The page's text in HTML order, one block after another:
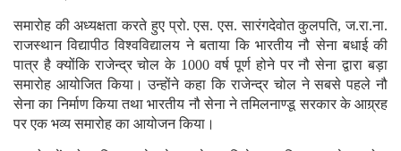
समारोह की अध्यक्षता करते हुए प्रो. एस. एस. सारंगदेवोत कुलपति, ज.रा.ना.
राजस्थान विद्यापीठ विश्वविद्यालय ने बताया कि भारतीय नौ सेना बधाई की
पात्र है क्योंकि राजेन्द्र चोल के 1000 वर्ष पूर्ण होने पर नौ सेना द्वारा बड़ा
समारोह आयोजित किया। उन्होंने कहा कि राजेन्द्र चोल ने सबसे पहले नौ
सेना का निर्माण किया तथा भारतीय नौ सेना ने तमिलनाण्डू सरकार के आग्र्रह
पर एक भव्य समारोह का आयोजन किया।